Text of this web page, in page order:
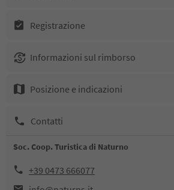
Registrazione
Informazioni sul rimborso
Posizione e indicazioni
Contatti
Soc. Coop. Turistica di Naturno
+39 0473 666077